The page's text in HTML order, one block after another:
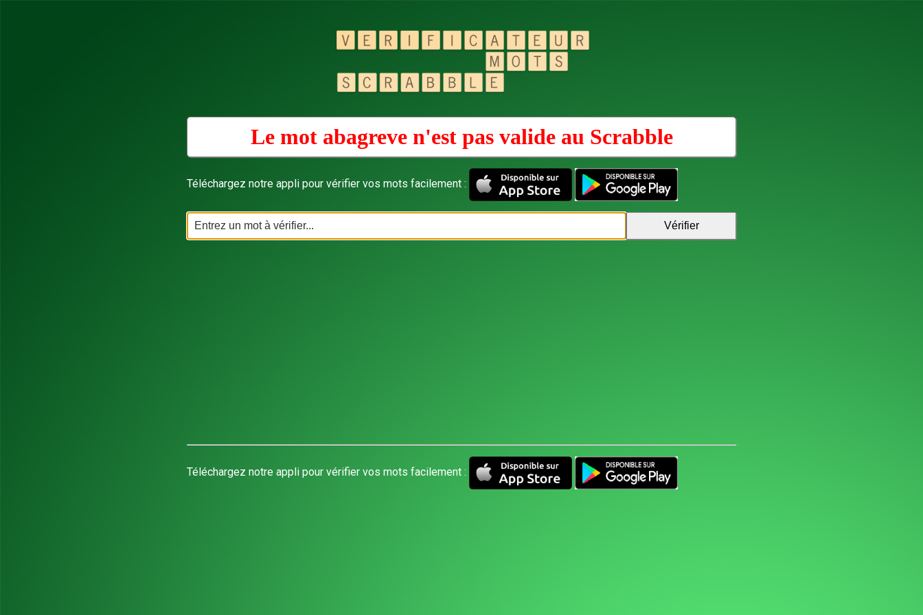
Le mot abagreve n'est pas valide au Scrabble
Téléchargez notre appli pour vérifier vos mots facilement :
Téléchargez notre appli pour vérifier vos mots facilement :